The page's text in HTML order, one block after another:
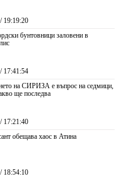
19:19:20
бунтовници заловени в
17:41:54
на СИРИЗА е въпрос на седмици,
ще последва
17:21:40
обещава хаос в Атина
18:54:10